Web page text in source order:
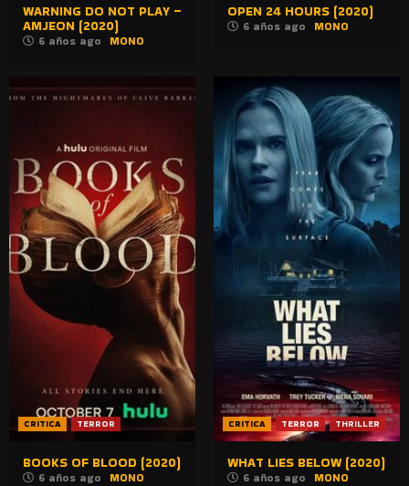
WARNING DO NOT PLAY –
AMJEON (2020)
6 años ago MONO
OPEN 24 HOURS (2020)
6 años ago MONO
CRITICA TERROR
BOOKS OF BLOOD (2020)
6 años ago MONO
CRITICA TERROR THRILLER
WHAT LIES BELOW (2020)
6 años ago MONO